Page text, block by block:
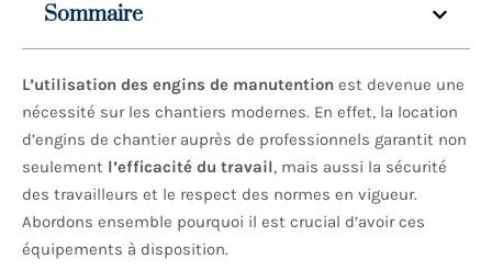
Sommaire
L’utilisation des engins de manutention est devenue une
nécessité sur les chantiers modernes. En effet, la location
d’engins de chantier auprès de professionnels garantit non
seulement l’efficacité du travail, mais aussi la sécurité
des travailleurs et le respect des normes en vigueur.
Abordons ensemble pourquoi il est crucial d’avoir ces
équipements à disposition.